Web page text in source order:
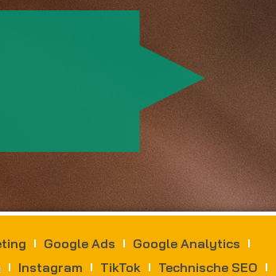
Google Ads
Google Analytics
Instagram TikTok
Technische SEO